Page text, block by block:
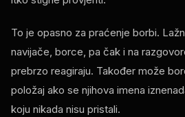
To je opasno za praćenje borbi.
navijače, borce, pa čak i na
prebrzo reagiraju. Također može
položaj ako se njihova imena
koju nikada nisu pristali.